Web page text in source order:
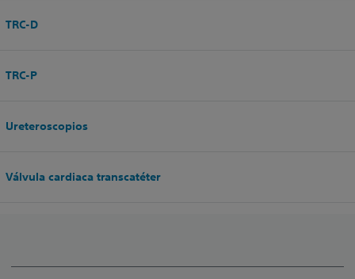
TRC-D
TRC-P
Ureteroscopios
Válvula cardiaca transcatéter